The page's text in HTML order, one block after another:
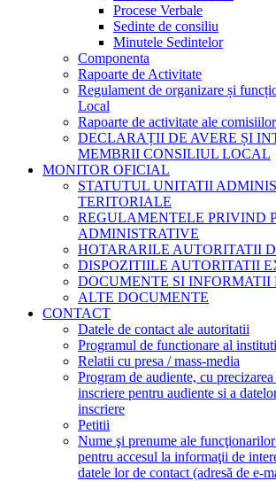
Procese Verbale
Sedinte de consiliu
Minutele Sedintelor
Componenta
Rapoarte de Activitate
Regulament de organizare și
Local
Rapoarte de activitate ale comisiilor
DECLARAȚII DE AVERE ȘI
MEMBRII CONSILIUL LOCAL
MONITOR OFICIAL
STATUTUL UNITATII
TERITORIALE
REGULAMENTELE PRIVIND
ADMINISTRATIVE
HOTARARILE AUTORITATII
DISPOZITIILE AUTORITATII
DOCUMENTE SI INFORMATII
ALTE DOCUMENTE
CONTACT
Datele de contact ale autoritatii
Programul de functionare al
Relatii cu presa / mass-media
Program de audiente, cu
inscriere pentru audiente si a
inscriere
Petitii
Nume şi prenume ale
pentru accesul la informaţii de
datele lor de contact (adresă de e-